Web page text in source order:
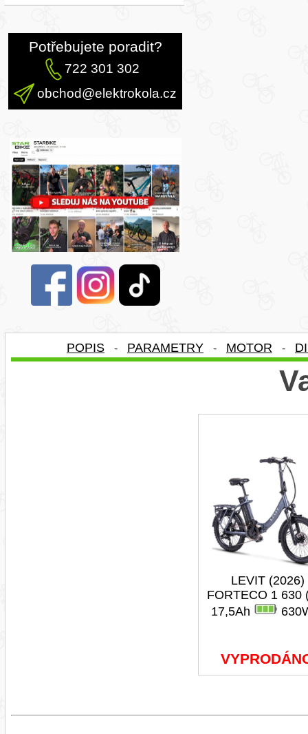
Potřebujete poradit?
722 301 302
obchod@elektrokola.cz
POPIS - PARAMETRY - MOTOR -
LEVIT (2026)
FORTECO 1 630
17,5Ah